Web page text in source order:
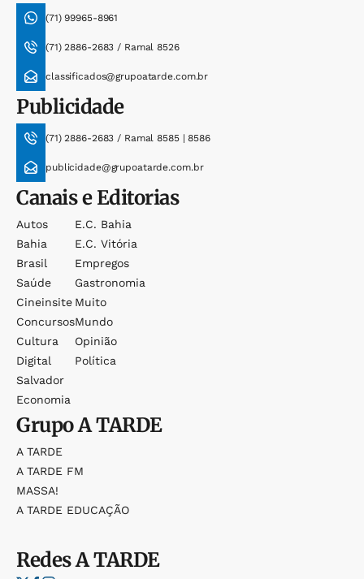
(71) 99965-8961
(71) 2886-2683 / Ramal 8526
classificados@grupoatarde.com.br
Publicidade
(71) 2886-2683 / Ramal 8585 | 8586
publicidade@grupoatarde.com.br
Canais e Editorias
Autos
Bahia
Brasil
Saúde
Cineinsite
Concursos
Cultura
Digital
Salvador
Economia
E.c. Bahia
E.c. Vitória
Empregos
Gastronomia
Muito
Mundo
Opinião
Política
GrupoA TARDE
A TARDE
A TARDE FM
MASSA!
A TARDE EDUCAÇÃO
RedesA TARDE